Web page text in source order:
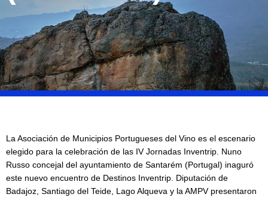
La Asociación de Municipios Portugueses del Vino es el escenario
elegido para la celebración de las IV Jornadas Inventrip. Nuno
Russo concejal del ayuntamiento de Santarém (Portugal) inaguró
este nuevo encuentro de Destinos Inventrip. Diputación de
Badajoz, Santiago del Teide, Lago Alqueva y la AMPV presentaron